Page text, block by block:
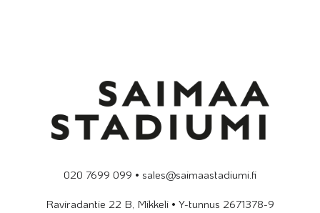
020 7699 099 • sales@saimaastadiumi.fi
Raviradantie 22 B, Mikkeli • Y-tunnus 2671378-9